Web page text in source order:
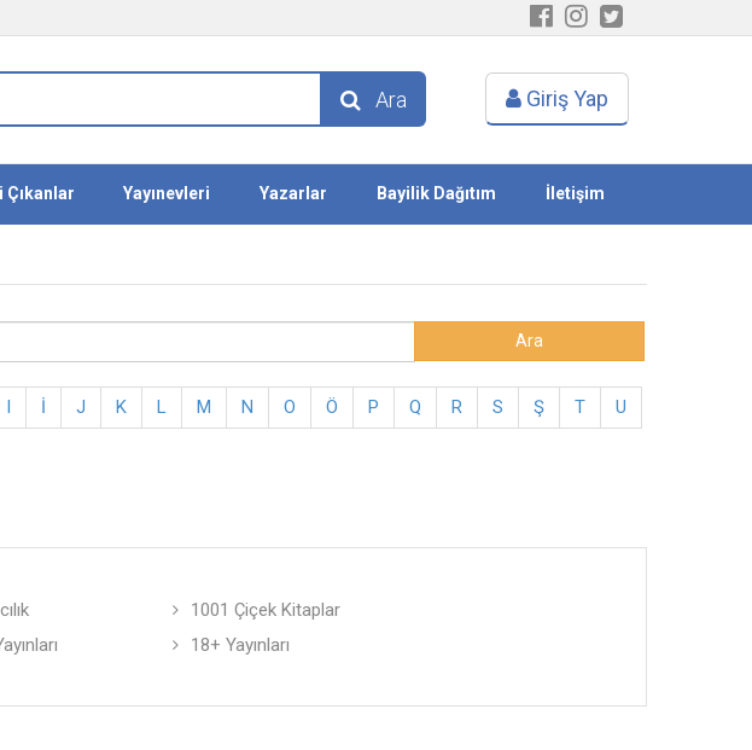
Ara Giriş Yap
Çıkanlar Yayınevleri Yazarlar Bayilik Dağıtım İletişim
I İ J K L M N O Ö P Q R S Ş T
U
1001 Çiçek Kitaplar
18+ Yayınları